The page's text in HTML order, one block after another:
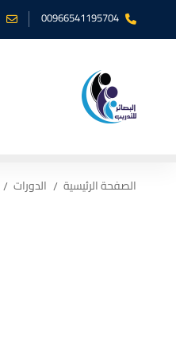
00966541195704
الصفحة الرئيسية الدورات